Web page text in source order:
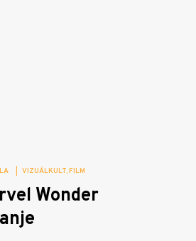
VIZUÁLKULT FILM
Wonder